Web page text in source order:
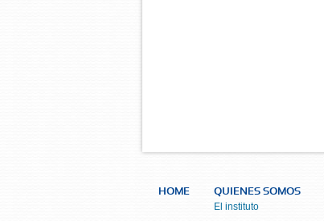
HOME QUIENES SOMOS
El instituto